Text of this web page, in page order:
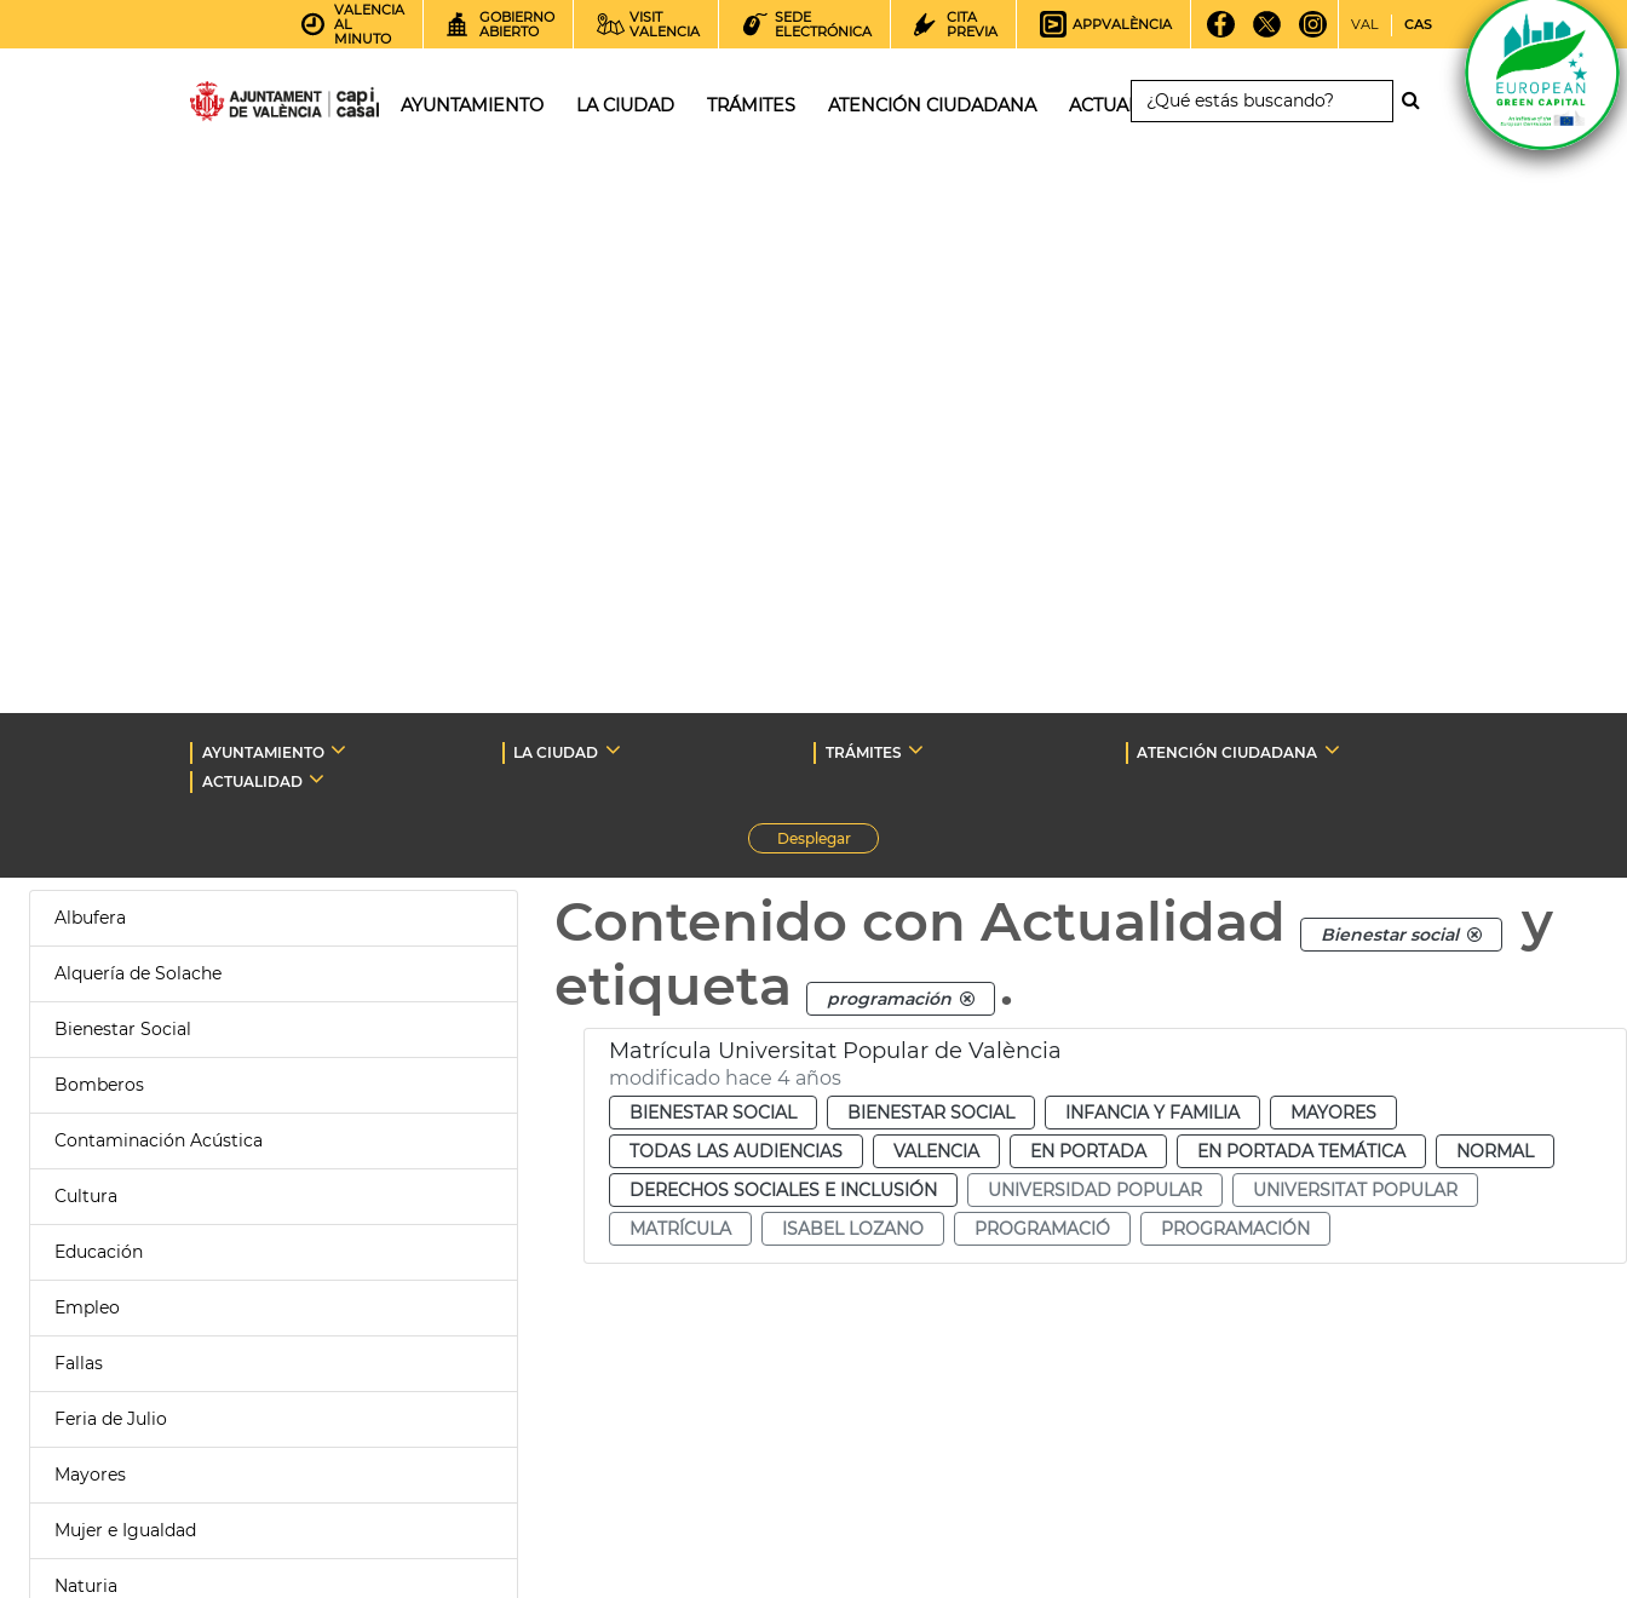
VALENCIA
AL
MINUTO
GOBIERNO
ABIERTO
VISIT
VALENCIA
SEDE
ELECTRÓNICA
CITA
PREVIA
APPVALÈNCIA VAL CAS
AYUNTAMIENTO LA CIUDAD TRÁMITES ATENCIÓN CIUDADANA ACTUALIDAD
AYUNTAMIENTO LA CIUDAD TRÁMITES
ATENCIÓN CIUDADANA
ACTUALIDAD
Desplegar
Albufera
Alquería de Solache
Bienestar Social
Bomberos
Contaminación Acústica
Cultura
Educación
Empleo
Fallas
Feria de Julio
Mayores
Mujer e Igualdad
Naturia
Contenido con Actualidad Bienestar social
y
etiqueta
programación .
Matrícula Universitat Popular de València
modificado hace 4 años
BIENESTAR SOCIAL BIENESTAR SOCIAL INFANCIA Y FAMILIA
MAYORES
TODAS LAS AUDIENCIAS
VALENCIA EN PORTADA EN PORTADA TEMÁTICA
NORMAL
DERECHOS SOCIALES E INCLUSIÓN
UNIVERSIDAD POPULAR
UNIVERSITAT POPULAR
MATRÍCULA
ISABEL LOZANO PROGRAMACIÓ PROGRAMACIÓN